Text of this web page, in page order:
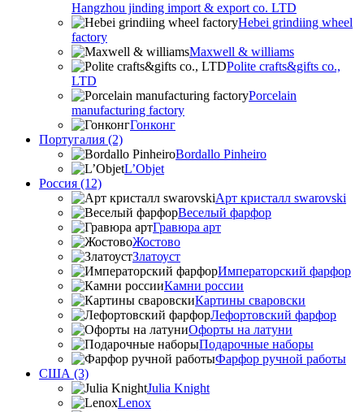
Hangzhou jinding import & export co. LTD
Hebei grindiing wheel
factory
Maxwell & williams
Polite crafts&gifts co.,
LTD
Porcelain
manufacturing factory
Гонконг
Португалия (2)
Bordallo Pinheiro
L’Objet
Россия (12)
Арт кристалл swarovski
Веселый фарфор
Гравюра арт
Жостово
Златоуст
Императорский фарфор
Камни россии
Картины сваровски
Лефортовский фарфор
Офорты на латуни
Подарочные наборы
Фарфор ручной работы
США (3)
Julia Knight
Lenox